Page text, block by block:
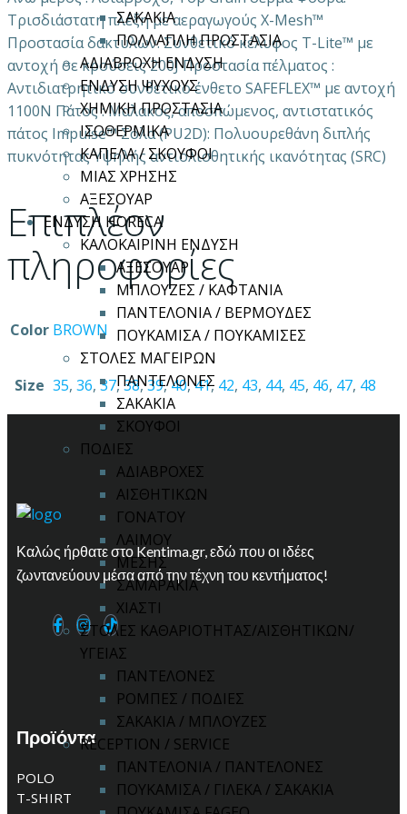
ΣΑΚΑΚΙΑ
ΠΟΛΛΑΠΛΗ ΠΡΟΣΤΑΣΙΑ
ΑΔΙΑΒΡΟΧΗ ΕΝΔΥΣΗ
ΕΝΔΥΣΗ ΨΥΧΟΥΣ
ΧΗΜΙΚΗ ΠΡΟΣΤΑΣΙΑ
ΙΣΟΘΕΡΜΙΚΑ
ΚΑΠΕΛΑ / ΣΚΟΥΦΟΙ
ΜΙΑΣ ΧΡΗΣΗΣ
ΑΞΕΣΟΥΑΡ
ΕΝΔΥΣΗ HORECA
ΚΑΛΟΚΑΙΡΙΝΗ ΕΝΔΥΣΗ
ΑΞΕΣΟΥΑΡ
ΜΠΛΟΥΖΕΣ / ΚΑΦΤΑΝΙΑ
ΠΑΝΤΕΛΟΝΙΑ / ΒΕΡΜΟΥΔΕΣ
ΠΟΥΚΑΜΙΣΑ / ΠΟΥΚΑΜΙΣΕΣ
ΣΤΟΛΕΣ ΜΑΓΕΙΡΩΝ
ΠΑΝΤΕΛΟΝΕΣ
ΣΑΚΑΚΙΑ
ΣΚΟΥΦΟΙ
ΠΟΔΙΕΣ
ΑΔΙΑΒΡΟΧΕΣ
ΑΙΣΘΗΤΙΚΩΝ
ΓΟΝΑΤΟΥ
ΛΑΙΜΟΥ
ΜΕΣΗΣ
ΣΑΜΑΡΑΚΙΑ
ΧΙΑΣΤΙ
ΣΤΟΛΕΣ ΚΑΘΑΡΙΟΤΗΤΑΣ/ΑΙΣΘΗΤΙΚΩΝ/
ΥΓΕΙΑΣ
ΠΑΝΤΕΛΟΝΕΣ
ΡΟΜΠΕΣ / ΠΟΔΙΕΣ
ΣΑΚΑΚΙΑ / ΜΠΛΟΥΖΕΣ
RECEPTION / SERVICE
ΠΑΝΤΕΛΟΝΙΑ / ΠΑΝΤΕΛΟΝΕΣ
ΠΟΥΚΑΜΙΣΑ / ΓΙΛΕΚΑ / ΣΑΚΑΚΙΑ
Τρισδιάστατη πλέξη με αεραγωγούς X-Mesh™
Προστασία δακτύλων: Συνθετικό κέλυφος T-Lite™ με
αντοχή σε κρούσεις 200J Προστασία πέλματος :
Αντιδιατρητικό συνθετικό ένθετο SAFEFLEX™ με αντοχή
1100N Πάτος : Μαλακός, αποσπώμενος, αντιστατικός
πάτος Impulse™ Σόλα (PU2D): Πολυουρεθάνη διπλής
πυκνότητας Yψηλής αντιολισθητικής ικανότητας (SRC)
Επιπλέον
πληροφορίες
Color BROWN
Size 35, 36, 37, 38,39,40,41, 42, 43, 44, 45, 46, 47, 48
Καλώς ήρθατε στο Kentima.gr, εδώ που οι ιδέες
ζωντανεύουν μέσα από την τέχνη του κεντήματος!
Προϊόντα
POLO
T-SHIRT